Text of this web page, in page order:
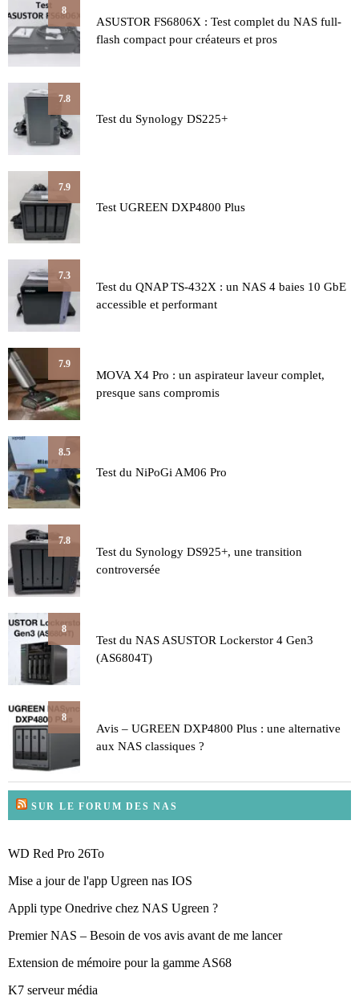
8
ASUSTOR FS6806X : Test complet du NAS full-
flash compact pour créateurs et pros
7.8
Test du Synology DS225+
7.9
Test UGREEN DXP4800 Plus
7.3
Test du QNAP TS-432X : un NAS 4 baies 10 GbE
accessible et performant
7.9
MOVA X4 Pro : un aspirateur laveur complet,
presque sans compromis
8.5
Test du NiPoGi AM06 Pro
7.8
Test du Synology DS925+, une transition
controversée
8
Test du NAS ASUSTOR Lockerstor 4 Gen3
(AS6804T)
8
Avis – UGREEN DXP4800 Plus : une alternative
aux NAS classiques ?
SUR LE FORUM DES NAS
WD Red Pro 26To
Mise a jour de l'app Ugreen nas IOS
Appli type Onedrive chez NAS Ugreen ?
Premier NAS – Besoin de vos avis avant de me lancer
Extension de mémoire pour la gamme AS68
K7 serveur média